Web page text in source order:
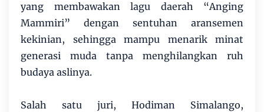
yang membawakan lagu daerah “Anging
Mammiri” dengan sentuhan aransemen
kekinian, sehingga mampu menarik minat
generasi muda tanpa menghilangkan ruh
budaya aslinya.
Salah satu juri, Hodiman Simalango,